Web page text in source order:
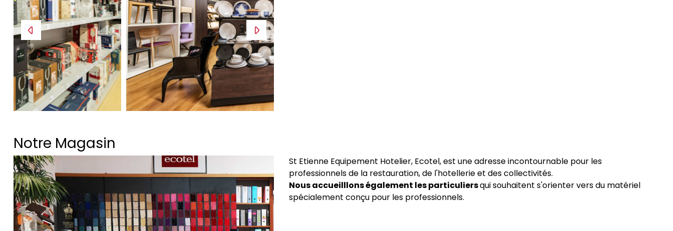
Notre Magasin
St Etienne Equipement Hotelier, Ecotel, est une adresse incontournable pour les
professionnels de la restauration, de l'hotellerie et des collectivités.
Nous accueilllons également les particuliersqui souhaitent s'orienter vers du matériel
spécialement conçu pour les professionnels.